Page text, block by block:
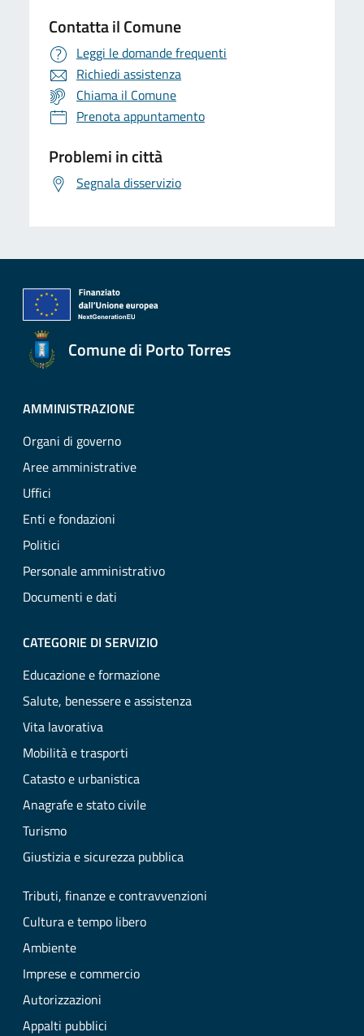
Contatta il Comune
Leggi le domande frequenti
Richiedi assistenza
Chiama il Comune
Prenota appuntamento
Problemi in città
Segnala disservizio
Comune di Porto Torres
AMMINISTRAZIONE
Organi di governo
Aree amministrative
Uffici
Enti e fondazioni
Politici
Personale amministrativo
Documenti e dati
CATEGORIE DI SERVIZIO
Educazione e formazione
Salute, benessere e assistenza
Vita lavorativa
Mobilità e trasporti
Catasto e urbanistica
Anagrafe e stato civile
Turismo
Giustizia e sicurezza pubblica
Tributi, finanze e contravvenzioni
Cultura e tempo libero
Ambiente
Imprese e commercio
Autorizzazioni
Appalti pubblici